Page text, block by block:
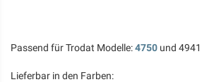
Passend für Trodat Modelle:4750 und 4941
Lieferbar in den Farben: